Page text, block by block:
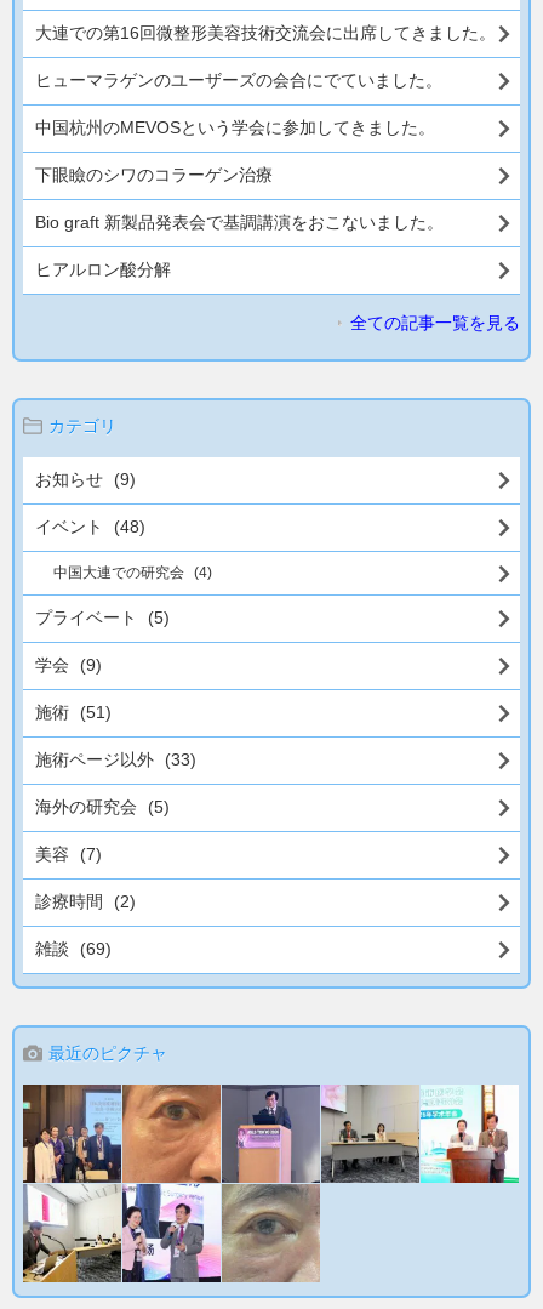
大連での第16回微整形美容技術交流会に出席してきました。
ヒューマラゲンのユーザーズの会合にでていました。
中国杭州のMEVOSという学会に参加してきました。
下眼瞼のシワのコラーゲン治療
Bio graft 新製品発表会で基調講演をおこないました。
ヒアルロン酸分解
全ての記事一覧を見る
カテゴリ
お知らせ (9)
イベント (48)
中国大連での研究会 (4)
プライベート (5)
学会 (9)
施術 (51)
施術ページ以外 (33)
海外の研究会 (5)
美容 (7)
診療時間 (2)
雑談 (69)
最近のピクチャ